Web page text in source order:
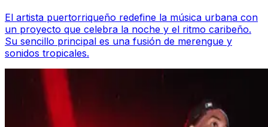
El artista puertorriqueño redefine la música urbana con
un proyecto que celebra la noche y el ritmo caribeño.
Su sencillo principal es una fusión de merengue y
sonidos tropicales.